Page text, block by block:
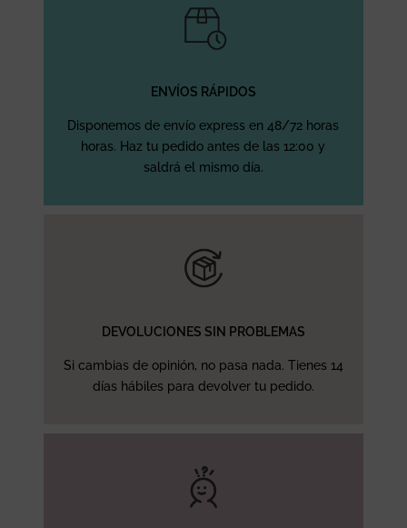
ENVÍOS RÁPIDOS
Disponemos de envío express en 48/72 horas
horas. Haz tu pedido antes de las 12:00 y
saldrá el mismo día.
DEVOLUCIONES SIN PROBLEMAS
Si cambias de opinión, no pasa nada. Tienes 14
días hábiles para devolver tu pedido.